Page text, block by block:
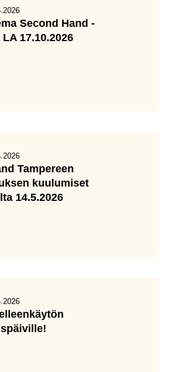
Second Hand -
17.10.2026
Tampereen
kuulumiset
14.5.2026